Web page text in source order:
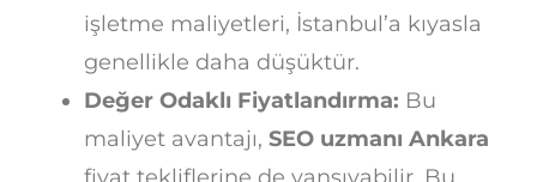
işletme maliyetleri, İstanbul’a kıyasla
genellikle daha düşüktür.
Değer Odaklı Fiyatlandırma: Bu
maliyet avantajı, SEO uzmanı Ankara